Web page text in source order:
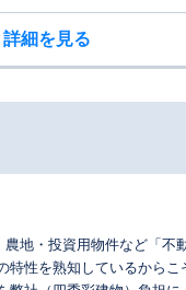
詳細を見る
地・投資用物件など「不
性を熟知しているから